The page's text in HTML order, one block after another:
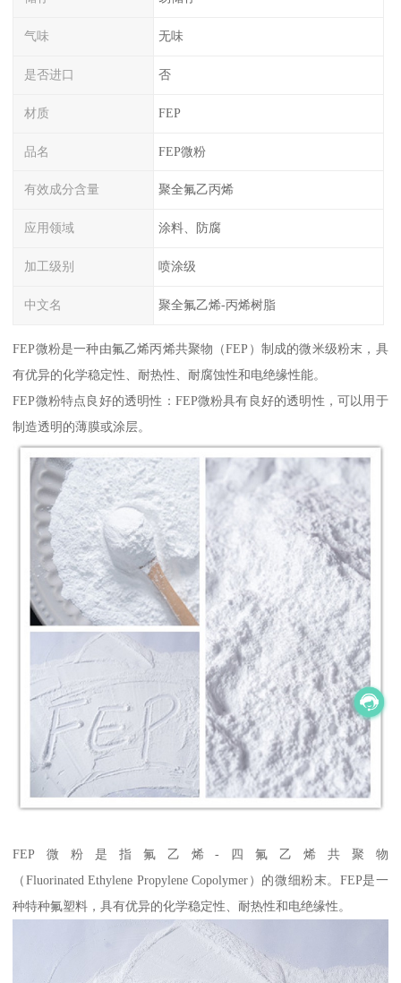
气味 无味
是否进口 否
材质 FEP
品名 FEP微粉
有效成分含量 聚全氟乙丙烯
应用领域 涂料、防腐
加工级别 喷涂级
中文名 聚全氟乙烯-丙烯树脂
FEP微粉是一种由氟乙烯丙烯共聚物（FEP）制成的微米级粉末，具
有优异的化学稳定性、耐热性、耐腐蚀性和电绝缘性能。
FEP微粉特点良好的透明性：FEP微粉具有良好的透明性，可以用于
制造透明的薄膜或涂层。
FEP微粉是指氟乙烯-四氟乙烯共聚物
（Fluorinated Ethylene Propylene Copolymer）的微细粉末。FEP是一
种特种氟塑料，具有优异的化学稳定性、耐热性和电绝缘性。